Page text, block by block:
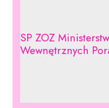
SP ZOZ
Wewnętrznych